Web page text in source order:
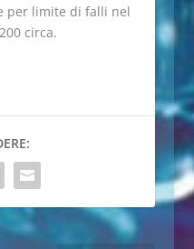
per limite di falli nel
circa.